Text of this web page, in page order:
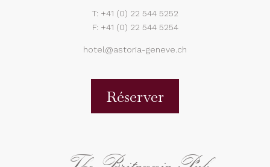
T: +41 (0) 22 544 5252
F: +41 (0) 22 544 5254
hotel@astoria-geneve.ch
Réserver